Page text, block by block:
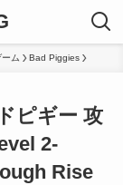
ム Bad Piggies
ピギー 攻
2-
Rise